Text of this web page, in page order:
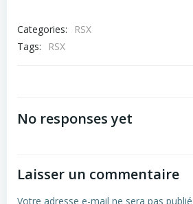
Categories:
RSX
Tags:
RSX
No responses yet
Laisser un commentaire
Votre adresse e-mail ne sera pas